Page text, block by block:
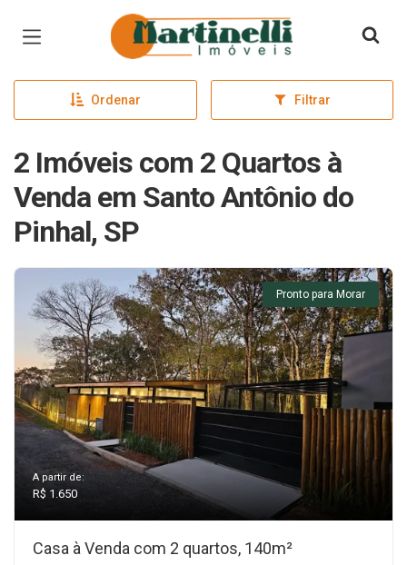
Página inicial
Ordenar Filtrar
2 Imóveis com 2 Quartos à
Venda em Santo Antônio do
Pinhal, SP
Pronto para Morar
A partir de:
R$ 1.650
Casa à Venda com 2 quartos, 140m²